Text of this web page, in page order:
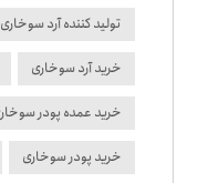
تولید کننده آرد سوخاری
خرید آرد سوخاری
خرید عمده پودر
خرید پودر سوخاری